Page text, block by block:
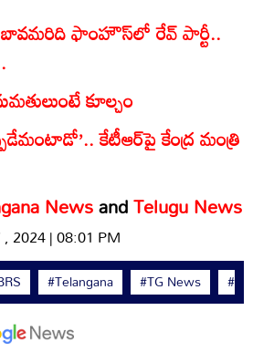
బావమరిది ఫాంహౌస్‌లో రేవ్ పార్టీ..
కూల్చం
కేటీఆర్‌పై కేంద్ర మంత్రి
NewsandTelugu News
2024 | 08:01 PM
#Telangana #TG News